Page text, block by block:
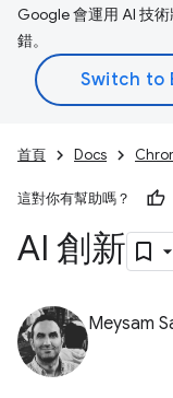
Google 會運用 AI 技
錯。
首頁 Docs
這對你有幫助嗎？
AI 創新
Meysam